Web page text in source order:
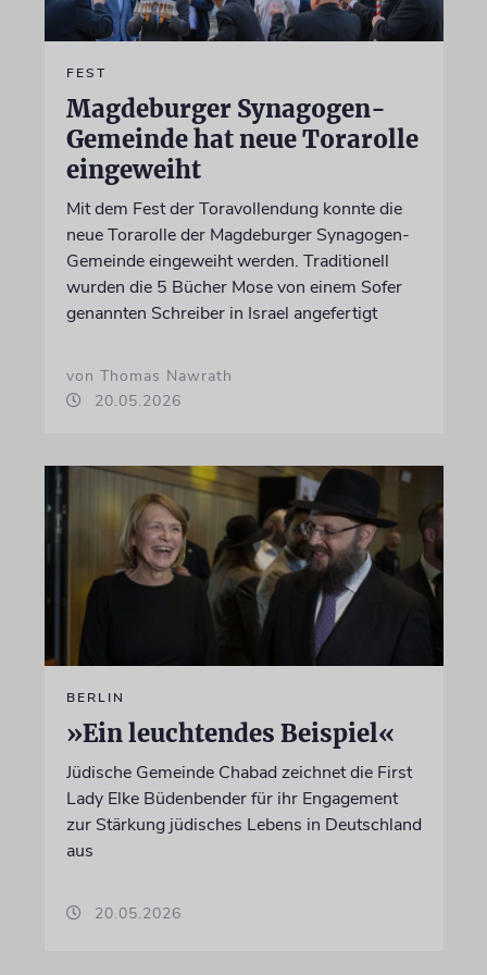
FEST
Magdeburger Synagogen-
Gemeinde hat neue Torarolle
eingeweiht
Mit dem Fest der Toravollendung konnte die
neue Torarolle der Magdeburger Synagogen-
Gemeinde eingeweiht werden. Traditionell
wurden die 5 Bücher Mose von einem Sofer
genannten Schreiber in Israel angefertigt
von Thomas Nawrath
20.05.2026
BERLIN
»Ein leuchtendes Beispiel«
Jüdische Gemeinde Chabad zeichnet die First
Lady Elke Büdenbender für ihr Engagement
zur Stärkung jüdisches Lebens in Deutschland
aus
20.05.2026